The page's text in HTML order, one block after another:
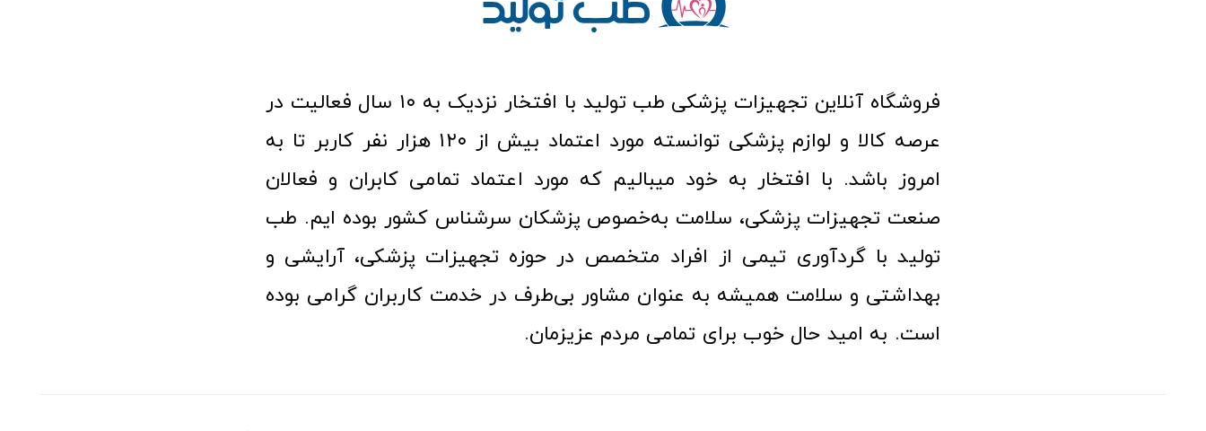
فروشگاه آنلاین تجهیزات پزشکی طب تولید با افتخار نزدیک به ۱۰ سال فعالیت در
عرصه کالا و لوازم پزشکی توانسته مورد اعتماد بیش از ۱۲۰ هزار نفر کاربر تا به
امروز باشد. با افتخار به خود میبالیم که مورد اعتماد تمامی کابران و فعالان
صنعت تجهیزات پزشکی، سلامت به‌خصوص پزشکان سرشناس کشور بوده ایم. طب
تولید با گردآوری تیمی از افراد متخصص در حوزه تجهیزات پزشکی، آرایشی و
بهداشتی و سلامت همیشه به عنوان مشاور بی‌طرف در خدمت کاربران گرامی بوده
است. به امید حال خوب برای تمامی مردم عزیزمان.